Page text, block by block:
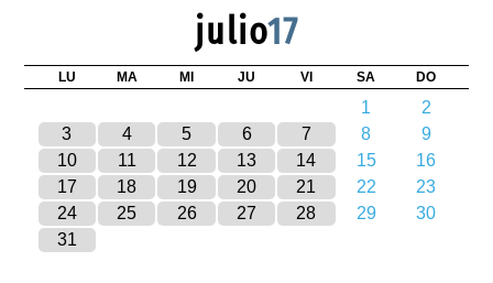
julio17
LU MA MI JU VI SA DO
1
2
3
4 5 6 7 8
9
10
11 12 13 14 15
16
17
18 19 20 21 22
23
24
25 26 27 28 29
30
31